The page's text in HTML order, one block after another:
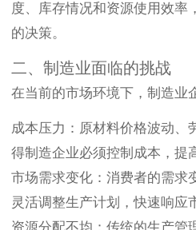
度、库存情况和资源使用效率
的决策。
二、制造业面临的挑战
在当前的市场环境下，制造业
成本压力：原材料价格波动、
得制造企业必须控制成本，提
市场需求变化：消费者的需求
灵活调整生产计划，快速响应